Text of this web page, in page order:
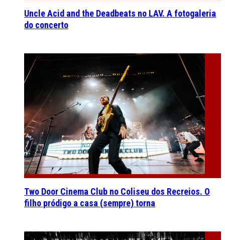
Uncle Acid and the Deadbeats no LAV. A fotogaleria
do concerto
Two Door Cinema Club no Coliseu dos Recreios. O
filho pródigo a casa (sempre) torna